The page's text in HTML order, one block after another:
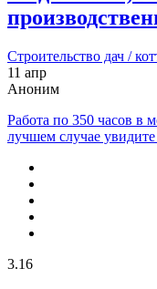
Строительство дач /
11 апр
Аноним
Работа по 350 часов в
лучшем случае
3.16